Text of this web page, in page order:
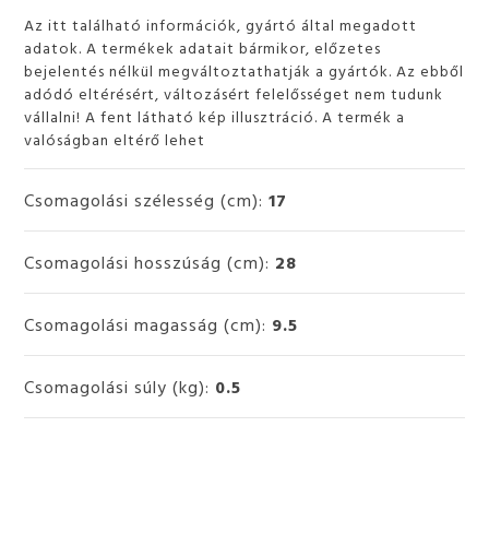
Az itt található információk, gyártó által megadott
adatok. A termékek adatait bármikor, előzetes
bejelentés nélkül megváltoztathatják a gyártók. Az ebből
adódó eltérésért, változásért felelősséget nem tudunk
vállalni! A fent látható kép illusztráció. A termék a
valóságban eltérő lehet
Csomagolási szélesség (cm):17
Csomagolási hosszúság (cm): 28
Csomagolási magasság (cm): 9.5
Csomagolási súly (kg): 0.5